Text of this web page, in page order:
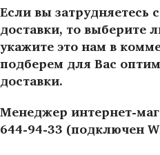
Если вы затрудняетесь
доставки, то выберите
укажите это нам в
подберем для Вас
доставки.
Менеджер интернет-
644-94-33 (подключен